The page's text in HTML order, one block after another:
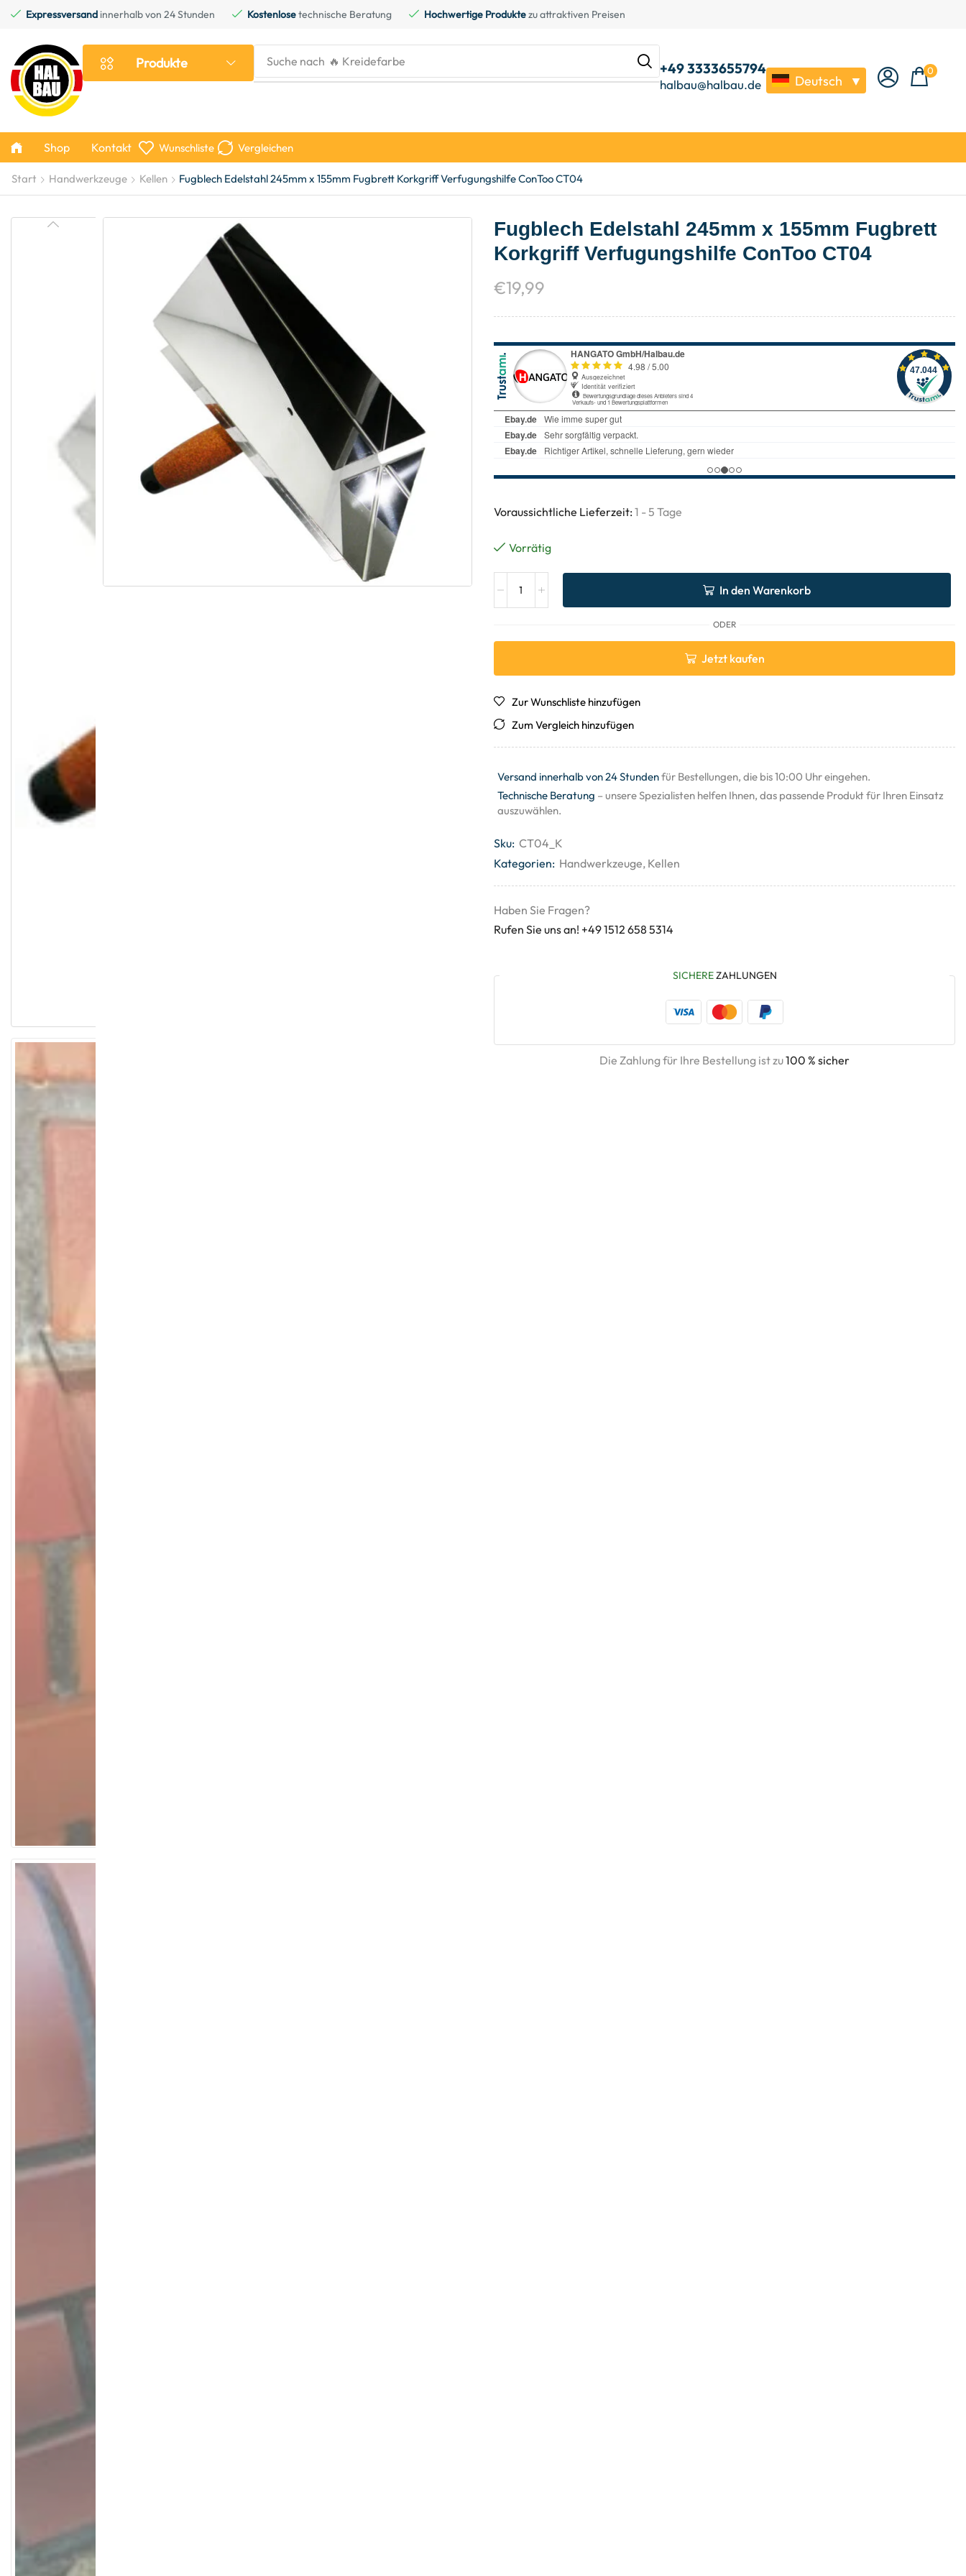
Expressversand innerhalb von 24 Stunden Kostenlosetechnische Beratung Hochwertige Produktezu attraktiven Preisen
Produkte Suche nach 🔥 Gaskartusche +49 3333655794
halbau@halbau.de Deutsch ▼
0
Shop Kontakt Wunschliste Vergleichen
Start Handwerkzeuge Kellen Fugblech Edelstahl 245mm x 155mm Fugbrett Korkgriff Verfugungshilfe ConToo CT04
Fugblech Edelstahl 245mm x 155mm Fugbrett
Korkgriff Verfugungshilfe ConToo CT04
€19,99
Voraussichtliche Lieferzeit: 1 - 5 Tage
Vorrätig
In den Warenkorb
ODER
Jetzt kaufen
Zur Wunschliste hinzufügen
Zum Vergleich hinzufügen
Versand innerhalb von 24 Stundenfür Bestellungen, die bis 10:00 Uhr eingehen.
Technische Beratung – unsere Spezialisten helfen Ihnen, das passende Produkt für Ihren Einsatz
auszuwählen.
Sku: CT04_K
Kategorien: Handwerkzeuge, Kellen
Haben Sie Fragen?
Rufen Sie uns an! +49 1512 658 5314
SICHEREZAHLUNGEN
Die Zahlung für Ihre Bestellung ist zu100 % sicher